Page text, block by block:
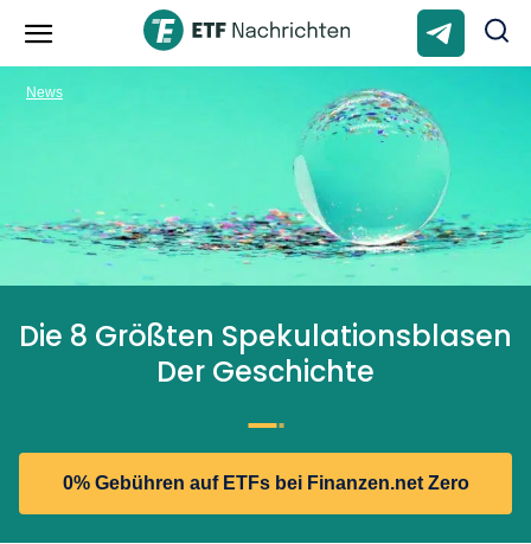
Die 8 Größten Spekulationsblasen
Der Geschichte
0% Gebühren auf ETFs bei Finanzen.net Zero
News